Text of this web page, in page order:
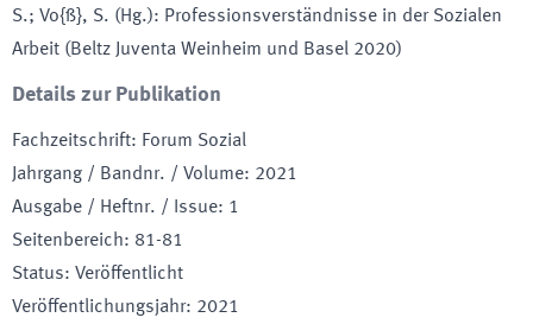
S.; Vo{ß}, S. (Hg.): Professionsverständnisse in der Sozialen
Arbeit (Beltz Juventa Weinheim und Basel 2020)
Details zur Publikation
Fachzeitschrift: Forum Sozial
Jahrgang / Bandnr. / Volume: 2021
Ausgabe / Heftnr. / Issue: 1
Seitenbereich: 81-81
Status: Veröffentlicht
Veröffentlichungsjahr: 2021